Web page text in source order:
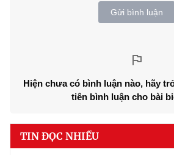
Gửi bình luận
Hiện chưa có bình luận nào, hãy
tiên bình luận cho bài
TIN ĐỌC NHIỀU